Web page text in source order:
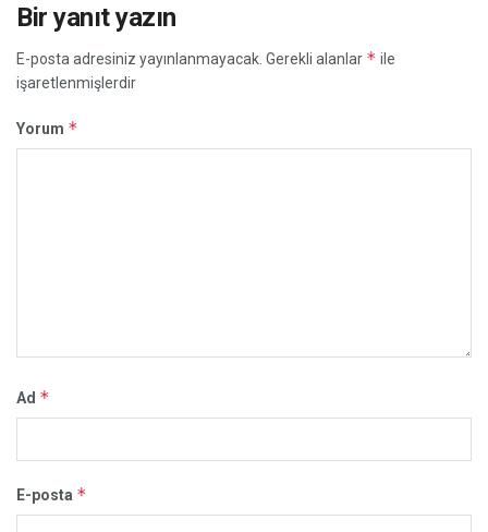
Bir yanıt yazın
E-posta adresiniz yayınlanmayacak. Gerekli alanlar * ile
işaretlenmişlerdir
Yorum *
Ad *
E-posta *